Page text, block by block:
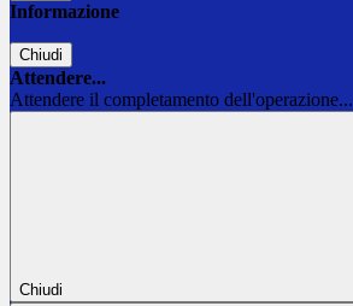
Informazione
Chiudi
Attendere...
Attendere il completamento dell'operazione...
Chiudi